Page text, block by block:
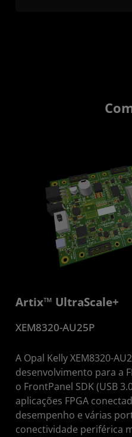
Artix™ UltraScale+
XEM8320-AU25P
A Opal Kelly XEM8320-
desenvolvimento para a
o FrontPanel SDK (USB
aplicações FPGA
desempenho e várias
conectividade periférica